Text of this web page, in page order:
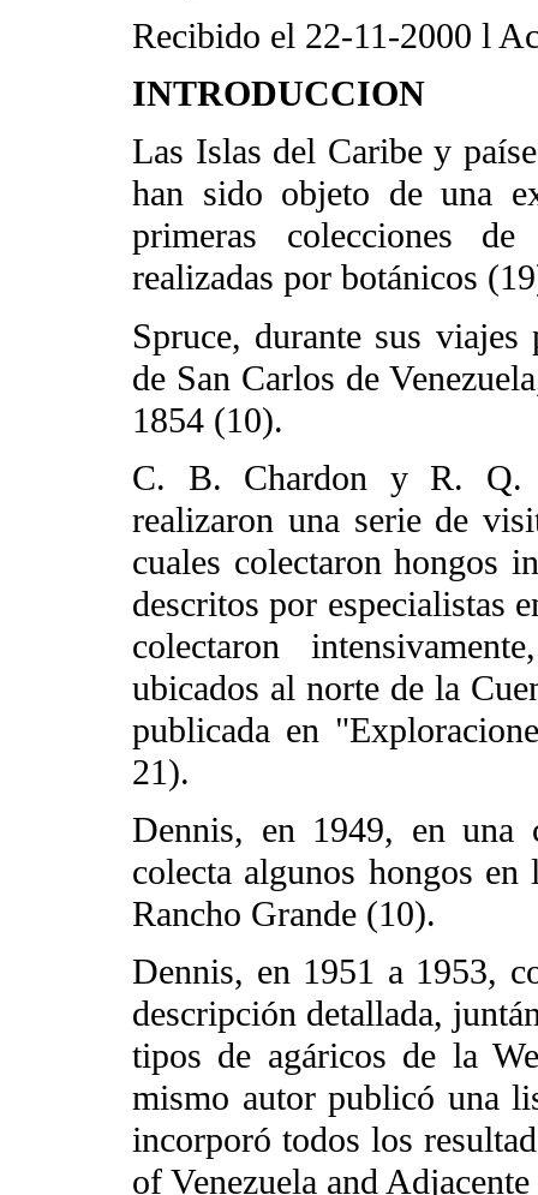
Recibido el 22-11-2000 l
INTRODUCCION
Las Islas del Caribe y
han sido objeto de una
primeras colecciones
realizadas por botánicos
Spruce, durante sus
de San Carlos de
1854 (10).
C. B. Chardon y R. Q.
realizaron una serie de
cuales colectaron hongos
descritos por especialistas
colectaron
ubicados al norte de la
publicada en
21).
Dennis, en 1949, en una
colecta algunos hongos
Rancho Grande (10).
Dennis, en 1951 a 1953,
descripción detallada,
tipos de agáricos de la
mismo autor publicó una
incorporó todos los
of Venezuela and